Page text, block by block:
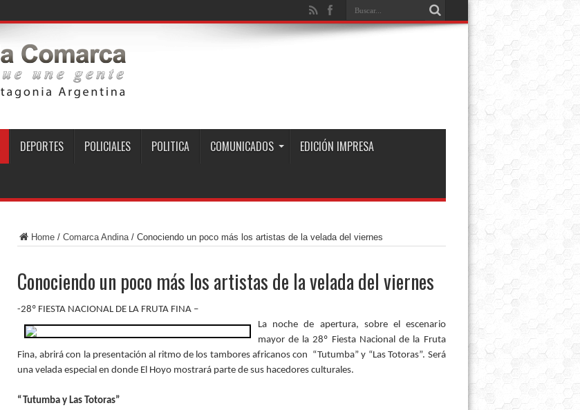
DEPORTES POLICIALES POLITICA COMUNICADOS EDICIÓN IMPRESA
Home/ Comarca Andina/ Conociendo un poco más los artistas de la velada del viernes
Conociendo un poco más los artistas de la velada del viernes
-28º FIESTA NACIONAL DE LA FRUTA FINA –
La noche de apertura, sobre el escenario
mayor de la 28º Fiesta Nacional de la Fruta
Fina, abrirá con la presentación al ritmo de los tambores africanos con “Tutumba” y “Las Totoras”. Será
una velada especial en donde El Hoyo mostrará parte de sus hacedores culturales.
“Tutumba y Las Totoras”